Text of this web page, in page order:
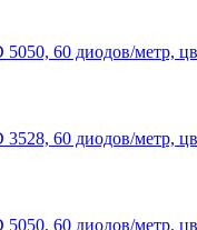
60 диодов/метр,
60 диодов/метр,
60 диодов/метр,